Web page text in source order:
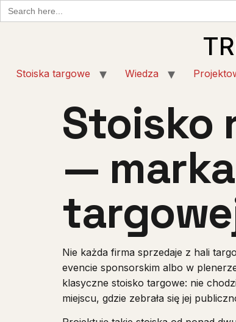
Search
for:
Stoiska targowe Wiedza
Stoisko
—
Nie każda firma sprzedaje z hali
evencie sponsorskim albo w
klasyczne stoisko targowe: nie
miejscu, gdzie zebrała się jej